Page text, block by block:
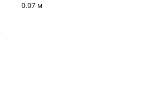
0.07 м